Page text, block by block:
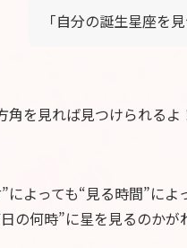
「自分の誕生星座を
を見れば見つけられるよ
よっても“見る時間”によ
の何時”に星を見るのか